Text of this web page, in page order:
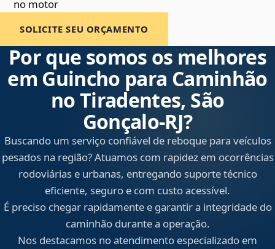
no motor
SOLICITE SEU ORÇAMENTO
Por que somos os melhores
em Guincho para Caminhão
no Tiradentes, São
Gonçalo‑RJ?
Buscando um serviço confiável de reboque para veículos
pesados na região? Atuamos com rapidez em ocorrências
rodoviárias e urbanas, entregando suporte técnico
eficiente, seguro e com custo acessível.
É preciso chegar rapidamente e garantir a integridade do
caminhão durante a operação.
Nos destacamos no atendimento especializado em